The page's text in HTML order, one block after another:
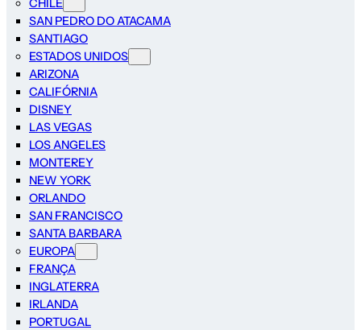
SAN PEDRO DO ATACAMA
SANTIAGO
ESTADOS UNIDOS
ARIZONA
CALIFÓRNIA
DISNEY
LAS VEGAS
LOS ANGELES
MONTEREY
NEW YORK
ORLANDO
SAN FRANCISCO
SANTA BARBARA
EUROPA
FRANÇA
INGLATERRA
IRLANDA
PORTUGAL